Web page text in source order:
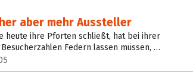
aber mehr Aussteller
heute ihre Pforten schließt, hat bei ihrer
Federn lassen müssen, …